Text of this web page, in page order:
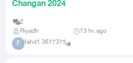
Changan 2024
2
Riyadh
13 hr. ago
F fahd1 3677375